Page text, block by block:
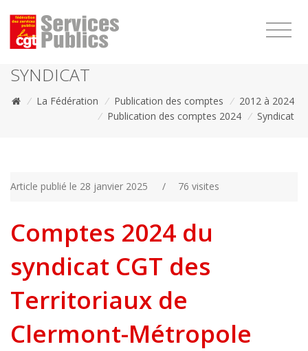
SYNDICAT
/ La Fédération / Publication des comptes / 2012 à 2024
/ Publication des comptes 2024 / Syndicat
Article publié le 28 janvier 2025 / 76 visites
Comptes 2024 du
syndicat CGT des
Territoriaux de
Clermont-Métropole